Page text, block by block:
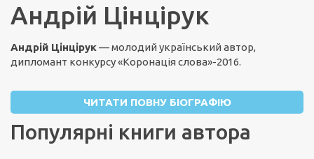
Андрій Цінцірук
Андрій Цінцірук— молодий український автор,
дипломант конкурсу «Коронація слова»-2016.
ЧИТАТИ ПОВНУ БІОГРАФІЮ
Популярні книги автора